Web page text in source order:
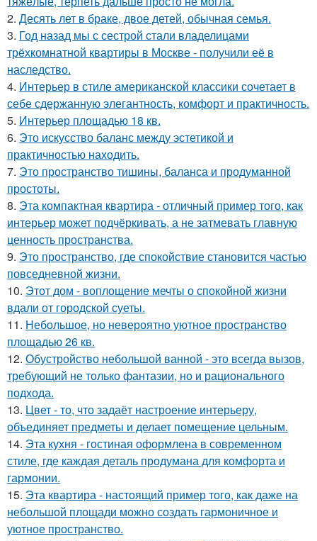
2. Десять лет в браке, двое детей, обычная семья.
3. Год назад мы с сестрой стали владелицами
трёхкомнатной квартиры в Москве - получили её в
наследство.
4. Интерьер в стиле американской классики сочетает в
себе сдержанную элегантность, комфорт и практичность.
5. Интерьер площадью 18 кв.
6. Это искусство баланс между эстетикой и
практичностью находить.
7. Это пространство тишины, баланса и продуманной
простоты.
8. Эта компактная квартира - отличный пример того, как
интерьер может подчёркивать, а не затмевать главную
ценность пространства.
9. Это пространство, где спокойствие становится частью
повседневной жизни.
10. Этот дом - воплощение мечты о спокойной жизни
вдали от городской суеты.
11. Небольшое, но невероятно уютное пространство
площадью 26 кв.
12. Обустройство небольшой ванной - это всегда вызов,
требующий не только фантазии, но и рационального
подхода.
13. Цвет - то, что задаёт настроение интерьеру,
объединяет предметы и делает помещение цельным.
14. Эта кухня - гостиная оформлена в современном
стиле, где каждая деталь продумана для комфорта и
гармонии.
15. Эта квартира - настоящий пример того, как даже на
небольшой площади можно создать гармоничное и
уютное пространство.